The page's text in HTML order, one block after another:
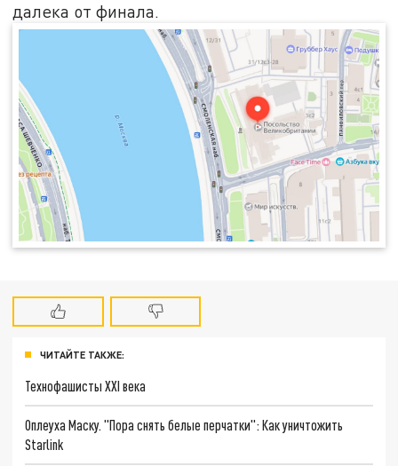
далека от финала.
ЧИТАЙТЕ ТАКЖЕ:
Технофашисты XXI века
Оплеуха Маску. "Пора снять белые перчатки": Как уничтожить
Starlink